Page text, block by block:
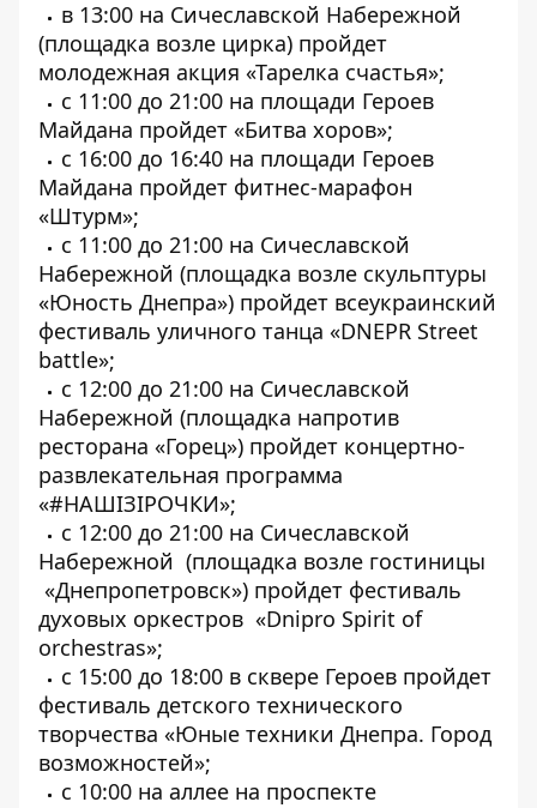
в 13:00 на Сичеславской Набережной
(площадка возле цирка) пройдет
молодежная акция «Тарелка счастья»;
с 11:00 до 21:00 на площади Героев
Майдана пройдет «Битва хоров»;
с 16:00 до 16:40 на площади Героев
Майдана пройдет фитнес-марафон
«Штурм»;
с 11:00 до 21:00 на Сичеславской
Набережной (площадка возле скульптуры
«Юность Днепра») пройдет всеукраинский
фестиваль уличного танца «DNEPR Street
battle»;
с 12:00 до 21:00 на Сичеславской
Набережной (площадка напротив
ресторана «Горец») пройдет концертно-
развлекательная программа
«#НАШІЗІРОЧКИ»;
с 12:00 до 21:00 на Сичеславской
Набережной (площадка возле гостиницы
«Днепропетровск») пройдет фестиваль
духовых оркестров «Dnipro Spirit of
orchestras»;
с 15:00 до 18:00 в сквере Героев пройдет
фестиваль детского технического
творчества «Юные техники Днепра. Город
возможностей»;
с 10:00 на аллее на проспекте